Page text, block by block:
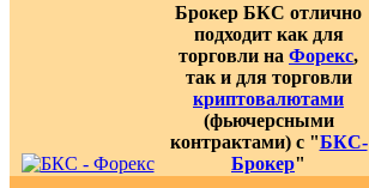
Брокер БКС отлично
подходит как для
торговли на Форекс,
так и для торговли
криптовалютами
(фьючерсными
контрактами) с "БКС-
Брокер"